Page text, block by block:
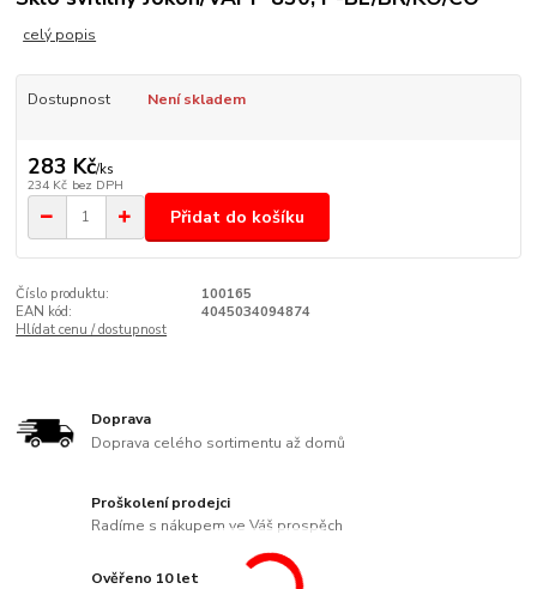
celý popis
Dostupnost Není skladem
283 Kč/ks
234 Kč bez DPH
Přidat do košíku
Číslo produktu:
100165
EAN kód:
4045034094874
Hlídat cenu / dostupnost
Doprava
Doprava celého sortimentu až domů
Proškolení prodejci
Radíme s nákupem ve Váš prospěch
Ověřeno 10 let